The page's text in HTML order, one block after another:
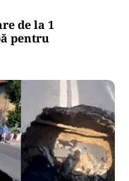
de la 1
pentru